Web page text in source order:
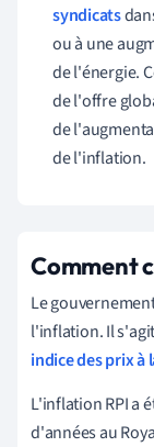
syndicats
ou à une
de l'énergie.
de l'offre
de
de l'inflation.
Comment
Le
l'inflation. Il
indice des prix à
L'inflation RPI a
d'années au